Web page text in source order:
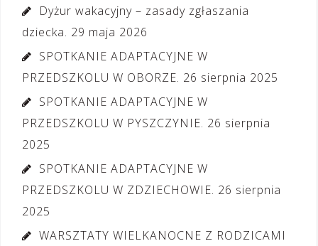
Dyżur wakacyjny – zasady zgłaszania
dziecka. 29 maja 2026
SPOTKANIE ADAPTACYJNE W
PRZEDSZKOLU W OBORZE. 26 sierpnia 2025
SPOTKANIE ADAPTACYJNE W
PRZEDSZKOLU W PYSZCZYNIE. 26 sierpnia
2025
SPOTKANIE ADAPTACYJNE W
PRZEDSZKOLU W ZDZIECHOWIE. 26 sierpnia
2025
WARSZTATY WIELKANOCNE Z RODZICAMI